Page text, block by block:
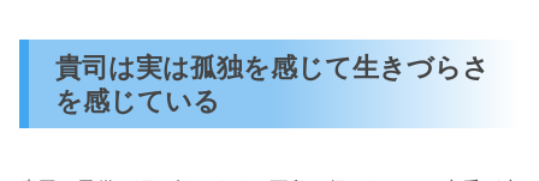
貴司は実は孤独を感じて生きづらさ
を感じている